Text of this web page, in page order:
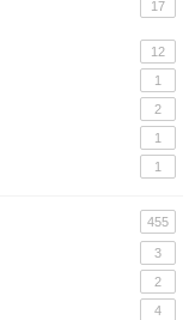
17
12
1
2
1
1
455
3
2
4